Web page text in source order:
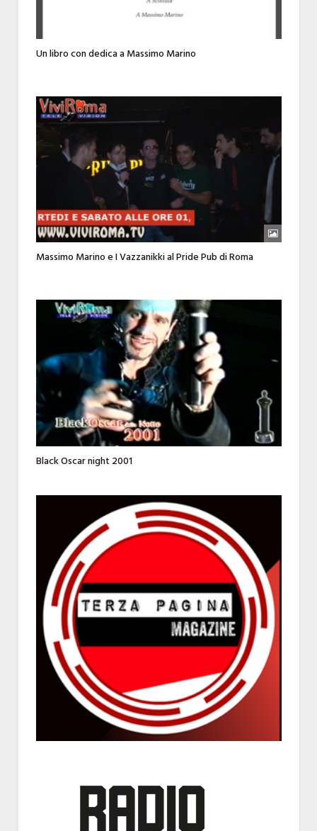
Un libro con dedica a Massimo Marino
Massimo Marino e I Vazzanikki al Pride Pub di Roma
Black Oscar night 2001